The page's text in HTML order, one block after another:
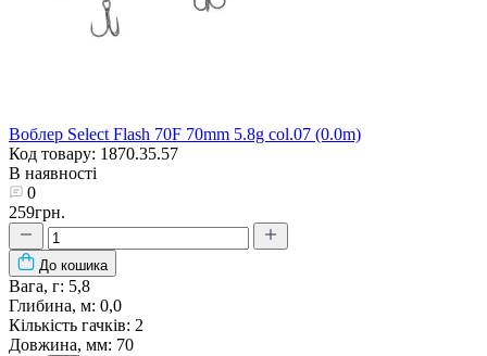
Воблер Select Flash 70F 70mm 5.8g col.07 (0.0m)
Код товару: 1870.35.57
В наявності
0
259грн.
До кошика
Вага, г: 5,8
Глибина, м: 0,0
Кількість гачків: 2
Довжина, мм: 70